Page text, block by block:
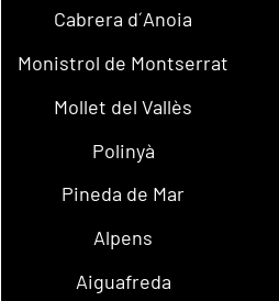
Cabrera d´Anoia
Monistrol de Montserrat
Mollet del Vallès
Polinyà
Pineda de Mar
Alpens
Aiguafreda